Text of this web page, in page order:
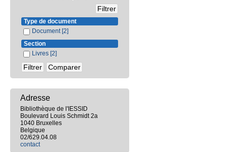
Type de document
Document [2]
Section
Livres [2]
Adresse
Bibliothèque de l'IESSID
Boulevard Louis Schmidt 2a
1040 Bruxelles
Belgique
02/629.04.08
contact